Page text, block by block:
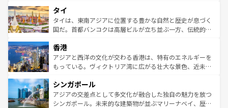
リティに包まれながら、韓国の多彩な魅力を心ゆくまで味
わってみてほしい。 なお、新着の韓国情報はコンテンツ一
覧を参照してほしい。
急速な発展と共に伝統が息づく。ハノイの古い町並みやホ
ーチミン市のフランス統治時代の建物も、独特の雰囲気を
醸し出している。また、バラエティの豊かさとおいしさで
とつ。フォーやバインミー、ベトナムコーヒーなどは、ぜ
ひ現地で味わいたい。どの地域を訪れてもあたたかい人々
が旅行者を迎えてくれるので、きっと忘れられない旅にな
参照してほしい。
タイ
タイは、東南アジアに位置する豊かな自然と歴史が息づく
国だ。首都バンコクは高層ビルが立ち並ぶ一方、伝統的な
の活気が交差している。北部ではチェンマイなどの山岳地
帯で自然と触れ合い、南部ではプーケットやクラビの美し
いビーチでリゾート気分を楽しむことができる。タイ料理
激する。気候は一年中温暖で、どの季節にも異なる楽しみ
が待っている。親しみやすいタイの人々、仏教を中心とし
た文化、そして多様な観光資源が、訪れる旅人を魅了し続
香港
アジアと西洋の文化が交わる香港は、特有のエネルギーを
もっている。ヴィクトリア湾に広がる壮大な景色、近未来
み、どこを訪れても感動するはず。観光スポットが密集し
ており、効率よく見どころを回れるのも魅力。息をのむよ
うな絶景から文化的な体験まで、香港を存分に楽しみ尽く
シンガポール
アジアの交差点として多文化が融合した独自の魅力を放つ
シンガポール。未来的な建築物が並ぶマリーナベイ、歴史